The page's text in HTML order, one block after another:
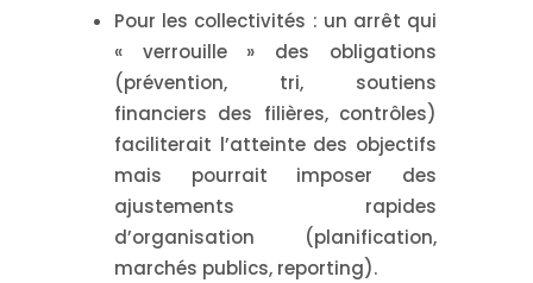
Pour les collectivités : un arrêt qui
« verrouille » des obligations
(prévention, tri, soutiens
financiers des filières, contrôles)
faciliterait l’atteinte des objectifs
mais pourrait imposer des
ajustements rapides
d’organisation (planification,
marchés publics, reporting).